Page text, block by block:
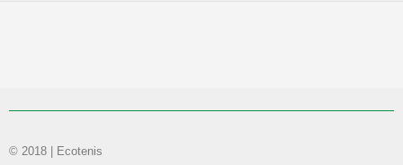
© 2018 | Ecotenis